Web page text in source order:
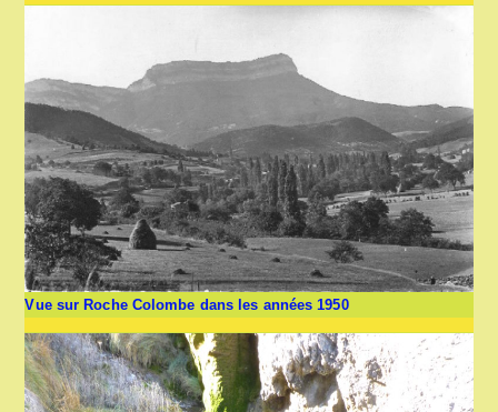
Vue sur Roche Colombe dans les années 1950